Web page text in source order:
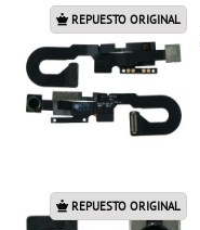
REPUESTO ORIGINAL
REPUESTO ORIGINAL